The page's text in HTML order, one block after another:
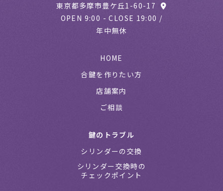
東京都多摩市豊ケ丘1-60-17
OPEN 9:00 - CLOSE 19:00 /
年中無休
HOME
合鍵を作りたい方
店舗案内
ご相談
鍵のトラブル
シリンダーの交換
シリンダー交換時の
チェックポイント